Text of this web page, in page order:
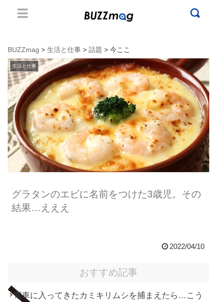
BUZZmag > 生活と仕事 > 話題 > 今ここ
生活と仕事
グラタンのエビに名前をつけた3歳児。その
結果…えええ
2022/04/10
おすすめ記事
電車に入ってきたカミキリムシを捕まえたら…こう